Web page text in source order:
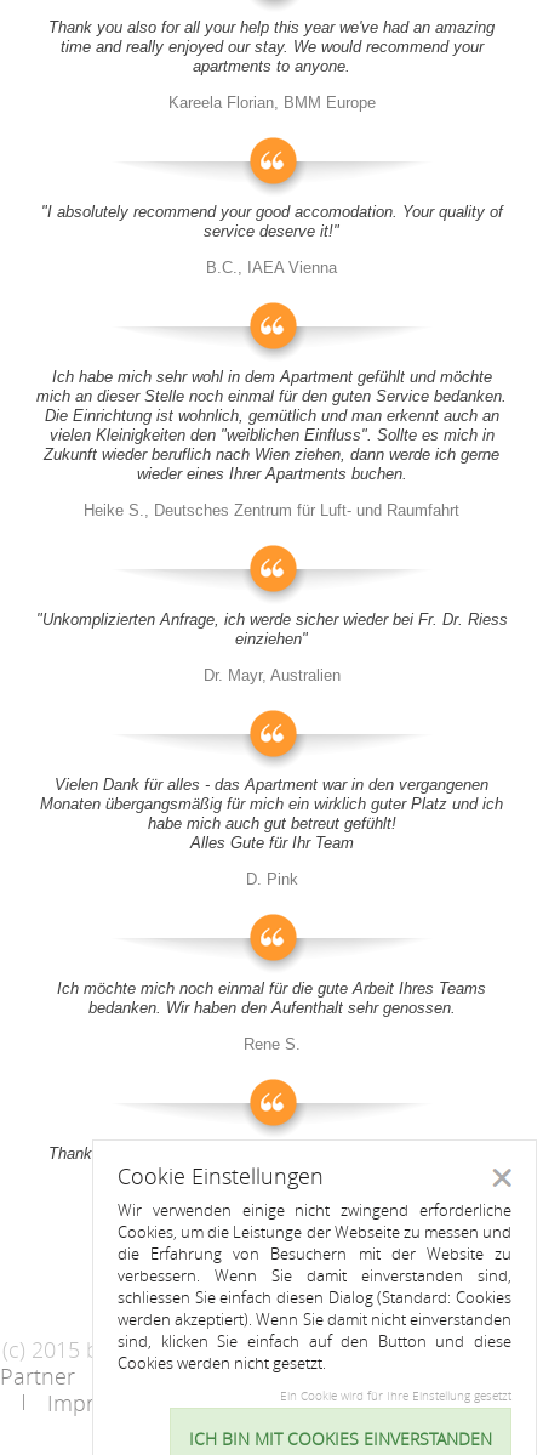
Thank you also for all your help this year we've had an amazing
time and really enjoyed our stay. We would recommend your
apartments to anyone.
Kareela Florian, BMM Europe
"I absolutely recommend your good accomodation. Your quality of
service deserve it!"
B.C., IAEA Vienna
Ich habe mich sehr wohl in dem Apartment gefühlt und möchte
mich an dieser Stelle noch einmal für den guten Service bedanken.
Die Einrichtung ist wohnlich, gemütlich und man erkennt auch an
vielen Kleinigkeiten den "weiblichen Einfluss". Sollte es mich in
Zukunft wieder beruflich nach Wien ziehen, dann werde ich gerne
wieder eines Ihrer Apartments buchen.
Heike S., Deutsches Zentrum für Luft- und Raumfahrt
"Unkomplizierten Anfrage, ich werde sicher wieder bei Fr. Dr. Riess
einziehen"
Dr. Mayr, Australien
Vielen Dank für alles - das Apartment war in den vergangenen
Monaten übergangsmäßig für mich ein wirklich guter Platz und ich
habe mich auch gut betreut gefühlt!
Alles Gute für Ihr Team
D. Pink
Ich möchte mich noch einmal für die gute Arbeit Ihres Teams
bedanken. Wir haben den Aufenthalt sehr genossen.
Rene S.
Thank you all for your support! It was a pleasure to stay at your
apartment
Anitah S.
(c) 2015 by Riess Apartments
Partner
AGB
Datenschutzerklärung
Impressum
Kontakt
Cookie
Cookie Einstellungen
Wir verwenden einige nicht zwingend erforderliche
Cookies, um die Leistunge der Webseite zu messen und
die Erfahrung von Besuchern mit der Website zu
verbessern. Wenn Sie damit einverstanden sind,
schliessen Sie einfach diesen Dialog (Standard: Cookies
werden akzeptiert). Wenn Sie damit nicht einverstanden
sind, klicken Sie einfach auf den Button und diese
Cookies werden nicht gesetzt.
Ein Cookie wird für Ihre Einstellung gesetzt
ICH BIN MIT COOKIES EINVERSTANDEN